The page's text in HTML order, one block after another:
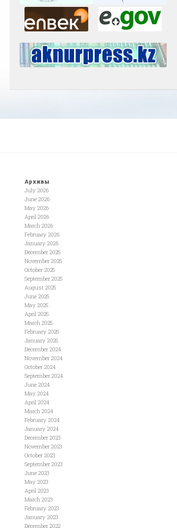
Архивы
July 2026
June 2026
May 2026
April 2026
March 2026
February 2026
January 2026
December 2025
November 2025
October 2025
September 2025
August 2025
June 2025
May 2025
April 2025
March 2025
February 2025
January 2025
December 2024
November 2024
October 2024
September 2024
June 2024
May 2024
April 2024
March 2024
February 2024
January 2024
December 2023
November 2023
October 2023
September 2023
June 2023
May 2023
April 2023
March 2023
February 2023
January 2023
December 2022